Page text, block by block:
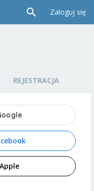
Zaloguj się
REJESTRACJA